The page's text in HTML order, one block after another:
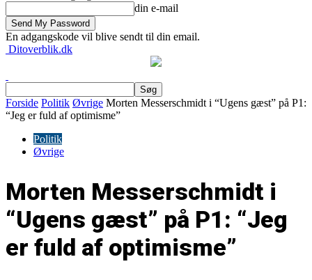
din e-mail
En adgangskode vil blive sendt til din email.
Ditoverblik.dk
Forside Politik Øvrige Morten Messerschmidt i “Ugens gæst” på P1:
“Jeg er fuld af optimisme”
Politik
Øvrige
Morten Messerschmidt i
“Ugens gæst” på P1: “Jeg
er fuld af optimisme”